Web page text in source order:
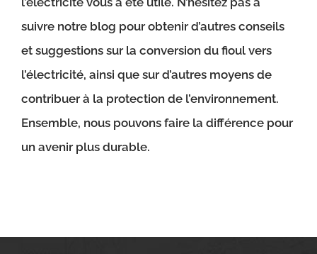
suivre notre blog pour obtenir d’autres conseils
et suggestions sur la conversion du fioul vers
l’électricité, ainsi que sur d’autres moyens de
contribuer à la protection de l’environnement.
Ensemble, nous pouvons faire la différence pour
un avenir plus durable.